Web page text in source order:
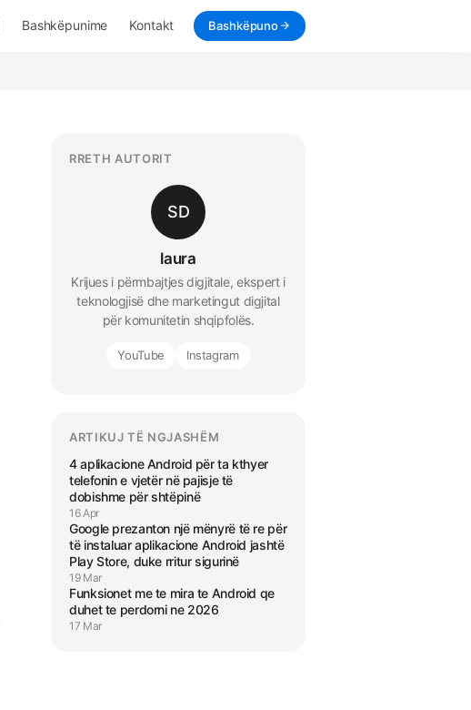
Bashkëpunime Kontakt Bashkëpuno
RRETH AUTORIT
SD
laura
Krijues i përmbajtjes digjitale, ekspert i
teknologjisë dhe marketingut digjital
për komunitetin shqipfolës.
YouTube Instagram
ARTIKUJ TË NGJASHËM
4 aplikacione Android për ta kthyer
telefonin e vjetër në pajisje të
dobishme për shtëpinë
16 Apr
Google prezanton një mënyrë të re për
të instaluar aplikacione Android jashtë
Play Store, duke rritur sigurinë
19 Mar
Funksionet me te mira te Android qe
duhet te perdorni ne 2026
17 Mar